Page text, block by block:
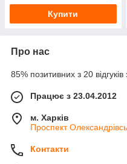
Купити
Про нас
85% позитивних з 20 відгуків
Працює з 23.04.2012
м. Харків
Проспект
Контакти